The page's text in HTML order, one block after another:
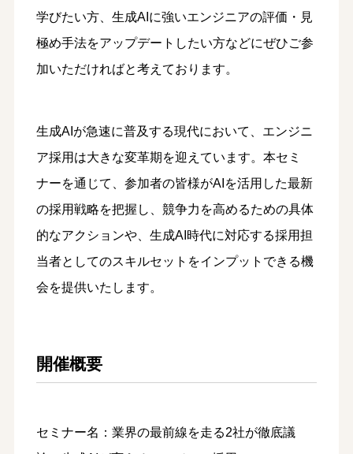
学びたい方、生成AIに強いエンジニアの評価・見
極め手法をアップデートしたい方などにぜひご参
加いただければと考えております。
生成AIが急速に普及する現代において、エンジニ
ア採用は大きな変革期を迎えています。本セミ
ナーを通じて、参加者の皆様がAIを活用した最新
の採用戦略を把握し、競争力を高めるための具体
的なアクションや、生成AI時代に対応する採用担
当者としてのスキルセットをインプットできる機
会を提供いたします。
開催概要
セミナー名：業界の最前線を走る2社が徹底議